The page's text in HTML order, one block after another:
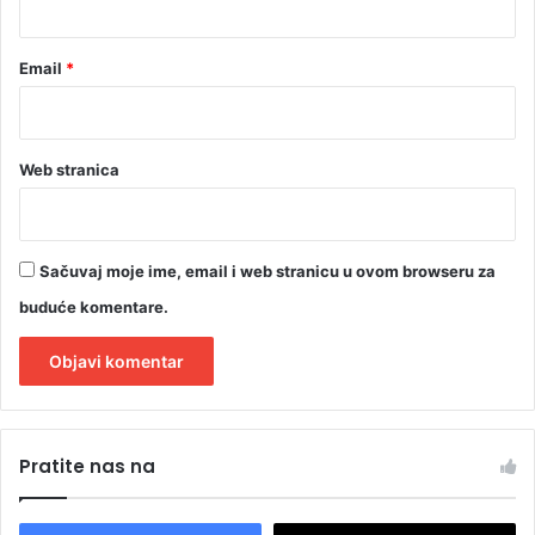
Email *
Web stranica
Sačuvaj moje ime, email i web stranicu u ovom browseru za
buduće komentare.
tPratite nas na